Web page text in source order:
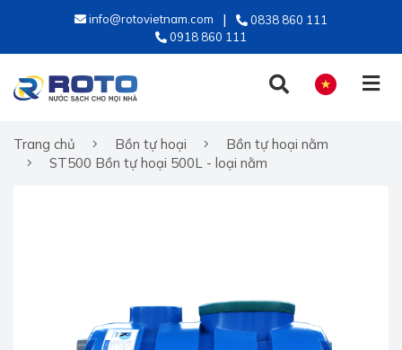
info@rotovietnam.com
0838 860 111
0918 860 111
TIẾNG VIỆT
Trang chủ Bồn tự hoại
Bồn tự hoại nằm
ST500 Bồn tự hoại 500L - loại nằm